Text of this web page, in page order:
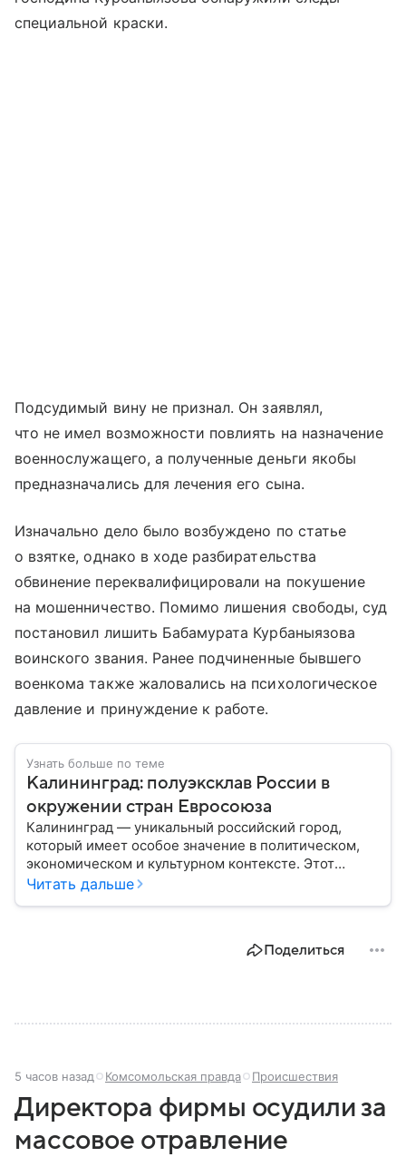
специальной краски.
Подсудимый вину не признал. Он заявлял,
что не имел возможности повлиять на назначение
военнослужащего, а полученные деньги якобы
предназначались для лечения его сына.
Изначально дело было возбуждено по статье
о взятке, однако в ходе разбирательства
обвинение переквалифицировали на покушение
на мошенничество. Помимо лишения свободы, суд
постановил лишить Бабамурата Курбаныязова
воинского звания. Ранее подчиненные бывшего
военкома также жаловались на психологическое
давление и принуждение к работе.
Узнать больше по теме
Калининград: полуэксклав России в
окружении стран Евросоюза
Калининград — уникальный российский город,
который имеет особое значение в политическом,
экономическом и культурном контексте. Этот
город, расположенный в самом сердце Европы,
Читать дальше
Поделиться
5 часов назад Комсомольская правда Происшествия
Директора фирмы осудили за
массовое отравление